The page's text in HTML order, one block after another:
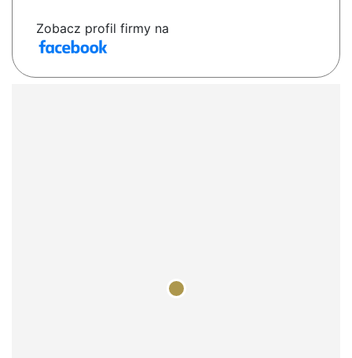
Zobacz profil firmy na